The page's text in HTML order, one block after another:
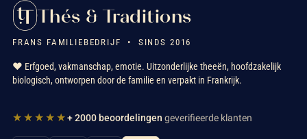
Thés & Traditions
FRANS FAMILIEBEDRIJF • SINDS 2016
❤️ Erfgoed, vakmanschap, emotie. Uitzonderlijke theeën, hoofdzakelijk
biologisch, ontworpen door de familie en verpakt in Frankrijk.
★★★★★+ 2000 beoordelingen geverifieerde klanten